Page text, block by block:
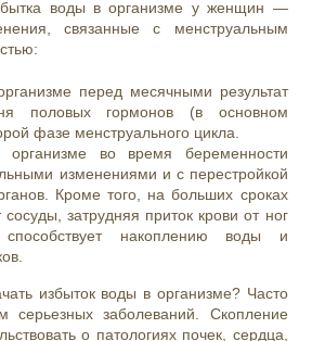
воды в организме у женщин —
связанные с менструальным
перед месячными результат
половых гормонов (в основном
фазе менструального цикла.
во время беременности
изменениями и с перестройкой
Кроме того, на больших сроках
сосуды, затрудняя приток крови от ног
накоплению воды и
избыток воды в организме? Часто
серьезных заболеваний. Скопление
о патологиях почек, сердца,